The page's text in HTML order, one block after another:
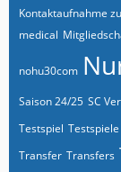
Kontaktaufnahme
medical
nohu30com
Saison 24/25 SC
Testspiel Testspiele
Transfer Transfers